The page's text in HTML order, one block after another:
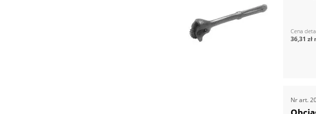
Cena
36,31 zł
Nr art.